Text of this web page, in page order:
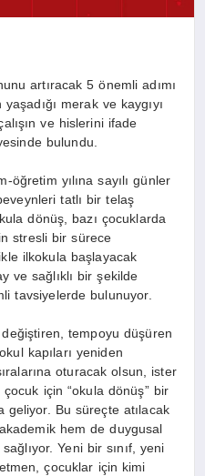
artıracak 5 önemli adımı
merak ve kaygıyı
ve hislerini ifade
bulundu.
öğretim yılına sayılı günler
tatlı bir telaş
dönüş, bazı çocuklarda
stresli bir sürece
ilkokula başlayacak
ve sağlıklı bir şekilde
tavsiyelerde bulunuyor.
tempoyu düşüren
kapıları yeniden
oturacak olsun, ister
için “okula dönüş” bir
geliyor. Bu süreçte atılacak
hem de duygusal
Yeni bir sınıf, yeni
çocuklar için kimi